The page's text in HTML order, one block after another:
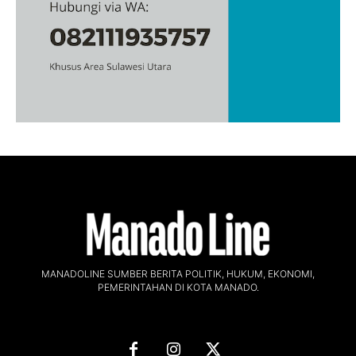
MANADOLINE SUMBER BERITA POLITIK, HUKUM, EKONOMI,
PEMERINTAHAN DI KOTA MANADO.